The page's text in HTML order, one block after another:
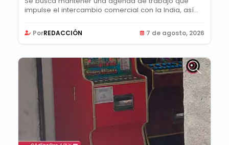
impulse el intercambio comercial con la India, así
PorREDACCIÓN 7 de agosto, 2026